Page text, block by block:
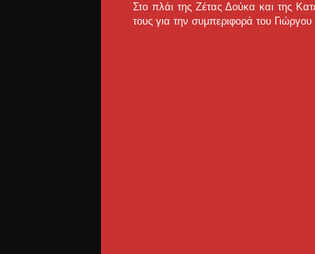
Στο πλάι της Ζέτας Δούκα και της
τους για την συμπεριφορά του Γιώργου